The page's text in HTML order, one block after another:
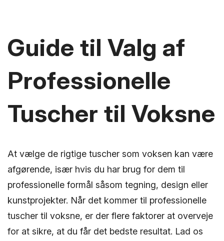
Guide til Valg af
Professionelle
Tuscher til Voksne
At vælge de rigtige tuscher som voksen kan være
afgørende, især hvis du har brug for dem til
professionelle formål såsom tegning, design eller
kunstprojekter. Når det kommer til professionelle
tuscher til voksne, er der flere faktorer at overveje
for at sikre, at du får det bedste resultat. Lad os